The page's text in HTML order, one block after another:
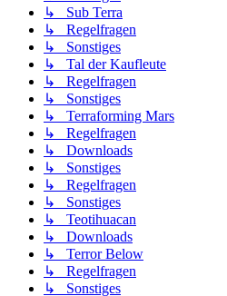
↳ Sub Terra
↳ Regelfragen
↳ Sonstiges
↳ Tal der Kaufleute
↳ Regelfragen
↳ Sonstiges
↳ Terraforming Mars
↳ Regelfragen
↳ Downloads
↳ Sonstiges
↳ Regelfragen
↳ Sonstiges
↳ Teotihuacan
↳ Downloads
↳ Terror Below
↳ Regelfragen
↳ Sonstiges